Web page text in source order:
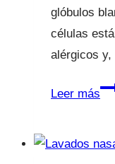
glóbulos
células
alérgicos
Leer más